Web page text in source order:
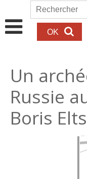
Aller au contenu
Rechercher
Un
Russie
Boris